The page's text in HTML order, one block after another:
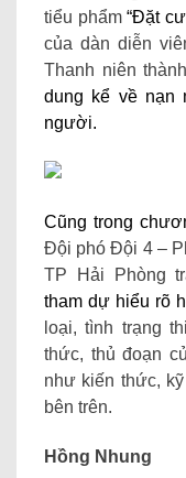
tiểu phẩm “Đặt
của dàn diễn
Thanh niên
dung kể về nạn
người.
Cũng trong
Đội phó Đội 4 –
TP Hải Phòng
tham dự hiểu rõ
loại, tình trạng
thức, thủ đoạn
như kiến ​​thức,
bên trên.
Hồng Nhung